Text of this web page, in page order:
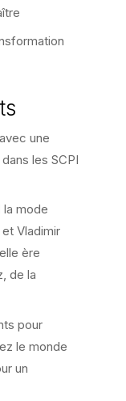
une
les SCPI
la mode
Vladimir
ère
de la
pour
le monde
un